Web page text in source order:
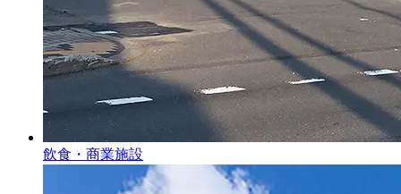
飲食・商業施設